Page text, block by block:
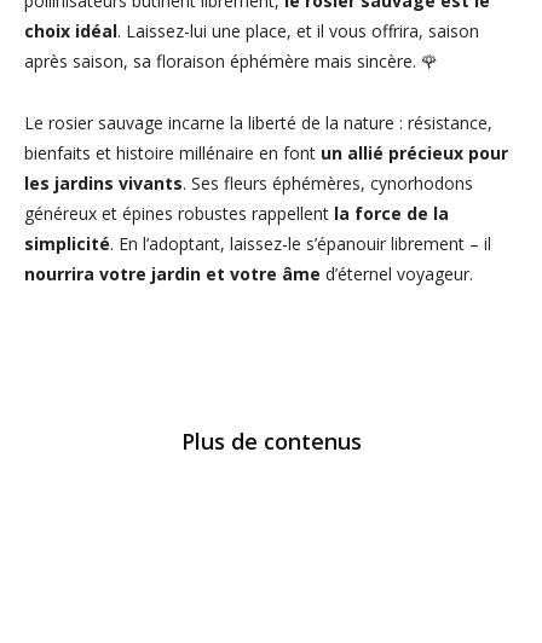
choix idéal. Laissez-lui une place, et il vous offrira, saison
après saison, sa floraison éphémère mais sincère. 🌹
Le rosier sauvage incarne la liberté de la nature : résistance,
bienfaits et histoire millénaire en font un allié précieux pour
les jardins vivants. Ses fleurs éphémères, cynorhodons
généreux et épines robustes rappellent la force de la
simplicité. En l’adoptant, laissez-le s’épanouir librement – il
nourrira votre jardin et votre âme d’éternel voyageur.
Plus de contenus